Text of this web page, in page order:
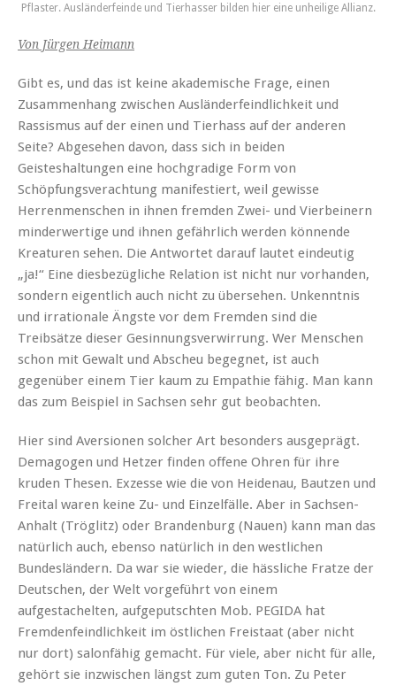
Pflaster. Ausländerfeinde und Tierhasser bilden hier eine unheilige Allianz.
Von Jürgen Heimann
Gibt es, und das ist keine akademische Frage, einen
Zusammenhang zwischen Ausländerfeindlichkeit und
Rassismus auf der einen und Tierhass auf der anderen
Seite? Abgesehen davon, dass sich in beiden
Geisteshaltungen eine hochgradige Form von
Schöpfungsverachtung manifestiert, weil gewisse
Herrenmenschen in ihnen fremden Zwei- und Vierbeinern
minderwertige und ihnen gefährlich werden könnende
Kreaturen sehen. Die Antwortet darauf lautet eindeutig
„ja!“ Eine diesbezügliche Relation ist nicht nur vorhanden,
sondern eigentlich auch nicht zu übersehen. Unkenntnis
und irrationale Ängste vor dem Fremden sind die
Treibsätze dieser Gesinnungsverwirrung. Wer Menschen
schon mit Gewalt und Abscheu begegnet, ist auch
gegenüber einem Tier kaum zu Empathie fähig. Man kann
das zum Beispiel in Sachsen sehr gut beobachten.
Hier sind Aversionen solcher Art besonders ausgeprägt.
Demagogen und Hetzer finden offene Ohren für ihre
kruden Thesen. Exzesse wie die von Heidenau, Bautzen und
Freital waren keine Zu- und Einzelfälle. Aber in Sachsen-
Anhalt (Tröglitz) oder Brandenburg (Nauen) kann man das
natürlich auch, ebenso natürlich in den westlichen
Bundesländern. Da war sie wieder, die hässliche Fratze der
Deutschen, der Welt vorgeführt von einem
aufgestachelten, aufgeputschten Mob. PEGIDA hat
Fremdenfeindlichkeit im östlichen Freistaat (aber nicht
nur dort) salonfähig gemacht. Für viele, aber nicht für alle,
gehört sie inzwischen längst zum guten Ton. Zu Peter